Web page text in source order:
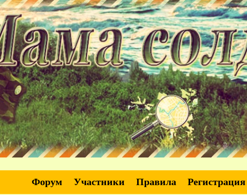
Форум Участники Правила Регистрация